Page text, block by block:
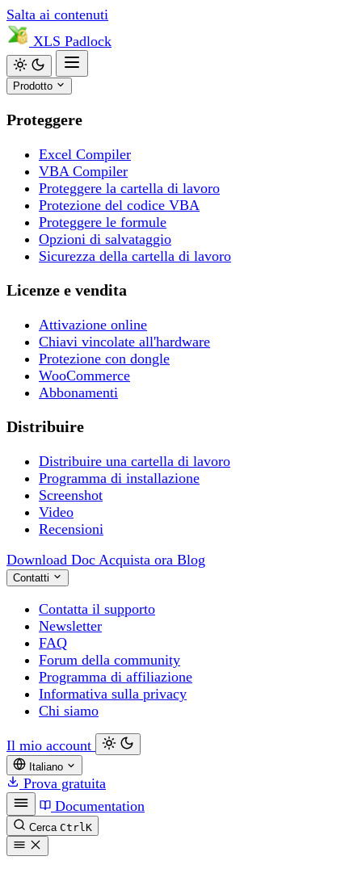
Salta ai contenuti
XLS Padlock
Prodotto
Proteggere
Excel Compiler
VBA Compiler
Proteggere la cartella di lavoro
Protezione del codice VBA
Proteggere le formule
Opzioni di salvataggio
Sicurezza della cartella di lavoro
Licenze e vendita
Attivazione online
Chiavi vincolate all'hardware
Protezione con dongle
WooCommerce
Abbonamenti
Distribuire
Distribuire una cartella di lavoro
Programma di installazione
Screenshot
Video
Recensioni
Download Doc Acquista ora Blog
Contatti
Contatta il supporto
Newsletter
FAQ
Forum della community
Programma di affiliazione
Informativa sulla privacy
Chi siamo
Il mio account
Italiano
Prova gratuita
Documentation
Cerca CtrlK